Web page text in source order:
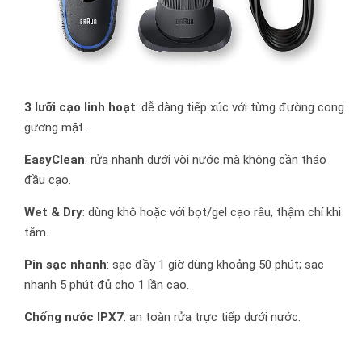
3 lưỡi cạo linh hoạt: dễ dàng tiếp xúc với từng đường cong
gương mặt.
EasyClean: rửa nhanh dưới vòi nước mà không cần tháo
đầu cạo.
Wet & Dry: dùng khô hoặc với bọt/gel cạo râu, thậm chí khi
tắm.
Pin sạc nhanh: sạc đầy 1 giờ dùng khoảng 50 phút; sạc
nhanh 5 phút đủ cho 1 lần cạo.
Chống nước IPX7: an toàn rửa trực tiếp dưới nước.